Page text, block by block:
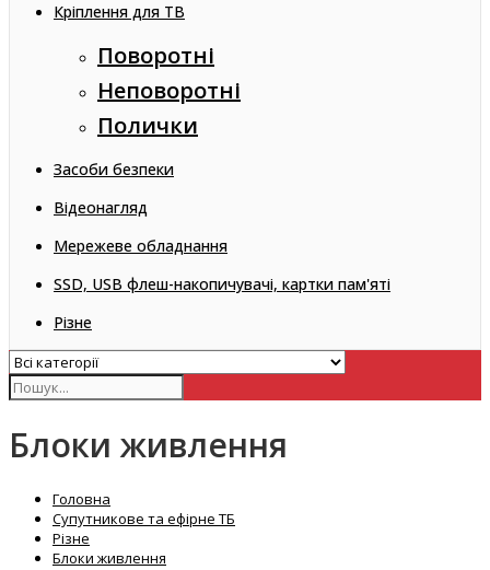
Кріплення для ТВ
Поворотні
Неповоротні
Полички
Засоби безпеки
Відеонагляд
Мережеве обладнання
SSD, USB флеш-накопичувачі, картки пам'яті
Різне
Блоки живлення
Головна
Супутникове та ефірне ТБ
Різне
Блоки живлення